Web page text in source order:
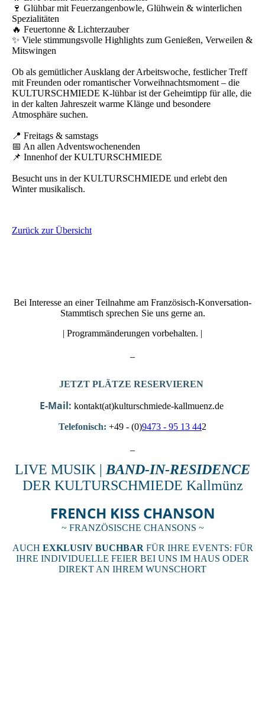
🍷 Glühbar mit Feuerzangenbowle, Glühwein & winterlichen
Spezialitäten
🔥 Feuertonne & Lichterzauber
✨ Viele stimmungsvolle Highlights zum Genießen, Verweilen &
Mitswingen
Ob als gemütlicher Ausklang der Arbeitswoche, festlicher Treff
mit Freunden oder romantischer Vorweihnachtsmoment – die
KULTURSCHMIEDE K-lühbar ist der Geheimtipp für alle, die
in der kalten Jahreszeit warme Klänge und besondere
Atmosphäre suchen.
📍 Freitags & samstags
📅 An allen Adventswochenenden
📌 Innenhof der KULTURSCHMIEDE
Besucht uns in der KULTURSCHMIEDE und erlebt den
Winter musikalisch.
Zurück zur Übersicht
Bei Interesse an einer Teilnahme am Französisch-Konversation-
Stammtisch sprechen Sie uns gerne an.
| Programmänderungen vorbehalten. |
JETZT PLÄTZE RESERVIEREN
E-Mail: kontakt(at)kulturschmiede-kallmuenz.de
Telefonisch: +49 - (0)9473 - 95 13 442
LIVE MUSIK | BAND-IN-RESIDENCE
DER KULTURSCHMIEDE Kallmünz
FRENCH KISS CHANSON
~ FRANZÖSISCHE CHANSONS ~
AUCH EXKLUSIV BUCHBAR FÜR IHRE EVENTS: FÜR
IHRE INDIVIDUELLE FEIER BEI UNS IM HAUS ODER
DIREKT AN IHREM WUNSCHORT